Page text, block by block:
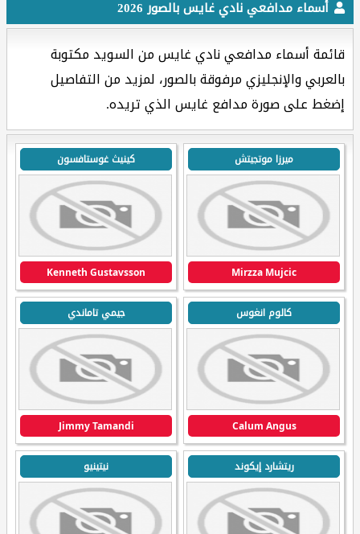
أسماء مدافعي نادي غايس بالصور 2026
قائمة أسماء مدافعي نادي غايس من السويد مكتوبة
بالعربي والإنجليزي مرفوقة بالصور، لمزيد من التفاصيل
إضغط على صورة مدافع غايس الذي تريده.
ميرزا موتجيتش
Mirzza Mujcic
كينيث غوستافسون
Kenneth Gustavsson
كالوم انغوس
Calum Angus
جيمي تاماندي
Jimmy Tamandi
ريتشارد إيكوند نيتينيو